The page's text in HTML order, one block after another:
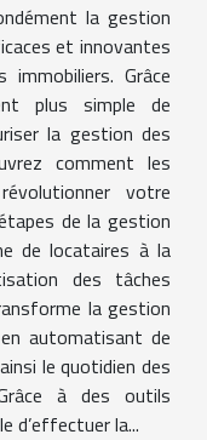
la gestion
et innovantes
Grâce
plus simple de
la gestion des
comment les
votre
de la gestion
de locataires à la
des tâches
la gestion
automatisant de
le quotidien des
à des outils
d’effectuer la...